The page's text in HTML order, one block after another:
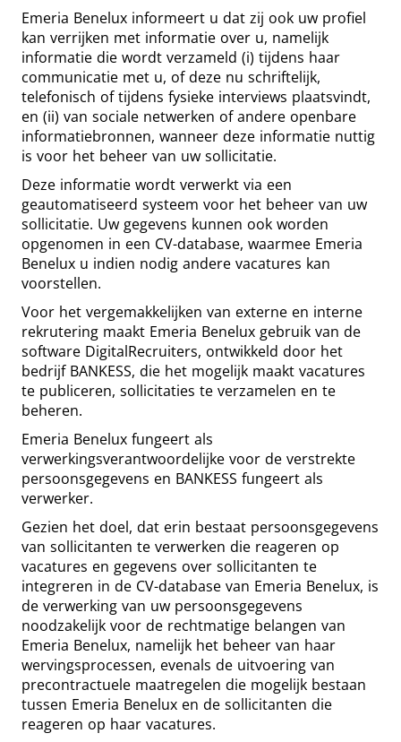
Emeria Benelux informeert u dat zij ook uw profiel
kan verrijken met informatie over u, namelijk
informatie die wordt verzameld (i) tijdens haar
communicatie met u, of deze nu schriftelijk,
telefonisch of tijdens fysieke interviews plaatsvindt,
en (ii) van sociale netwerken of andere openbare
informatiebronnen, wanneer deze informatie nuttig
is voor het beheer van uw sollicitatie.
Deze informatie wordt verwerkt via een
geautomatiseerd systeem voor het beheer van uw
sollicitatie. Uw gegevens kunnen ook worden
opgenomen in een CV-database, waarmee Emeria
Benelux u indien nodig andere vacatures kan
voorstellen.
Voor het vergemakkelijken van externe en interne
rekrutering maakt Emeria Benelux gebruik van de
software DigitalRecruiters, ontwikkeld door het
bedrijf BANKESS, die het mogelijk maakt vacatures
te publiceren, sollicitaties te verzamelen en te
beheren.
Emeria Benelux fungeert als
verwerkingsverantwoordelijke voor de verstrekte
persoonsgegevens en BANKESS fungeert als
verwerker.
Gezien het doel, dat erin bestaat persoonsgegevens
van sollicitanten te verwerken die reageren op
vacatures en gegevens over sollicitanten te
integreren in de CV-database van Emeria Benelux, is
de verwerking van uw persoonsgegevens
noodzakelijk voor de rechtmatige belangen van
Emeria Benelux, namelijk het beheer van haar
wervingsprocessen, evenals de uitvoering van
precontractuele maatregelen die mogelijk bestaan
tussen Emeria Benelux en de sollicitanten die
reageren op haar vacatures.